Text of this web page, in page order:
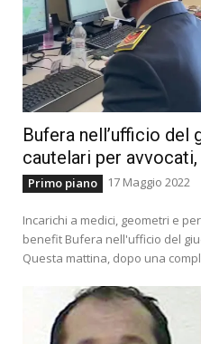
Bufera nell’ufficio del
cautelari per
Primo piano 17 Maggio 2022
Incarichi a medici, geometri e
benefit Bufera nell'ufficio del
Questa mattina, dopo una